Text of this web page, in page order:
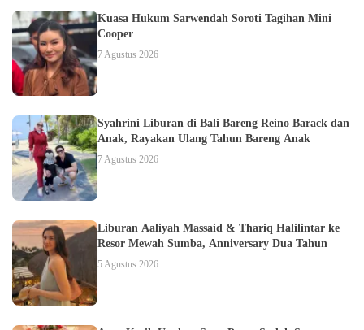
Kuasa Hukum Sarwendah Soroti Tagihan Mini
Cooper
7 Agustus 2026
Syahrini Liburan di Bali Bareng Reino Barack dan
Anak, Rayakan Ulang Tahun Bareng Anak
7 Agustus 2026
Liburan Aaliyah Massaid & Thariq Halilintar ke
Resor Mewah Sumba, Anniversary Dua Tahun
5 Agustus 2026